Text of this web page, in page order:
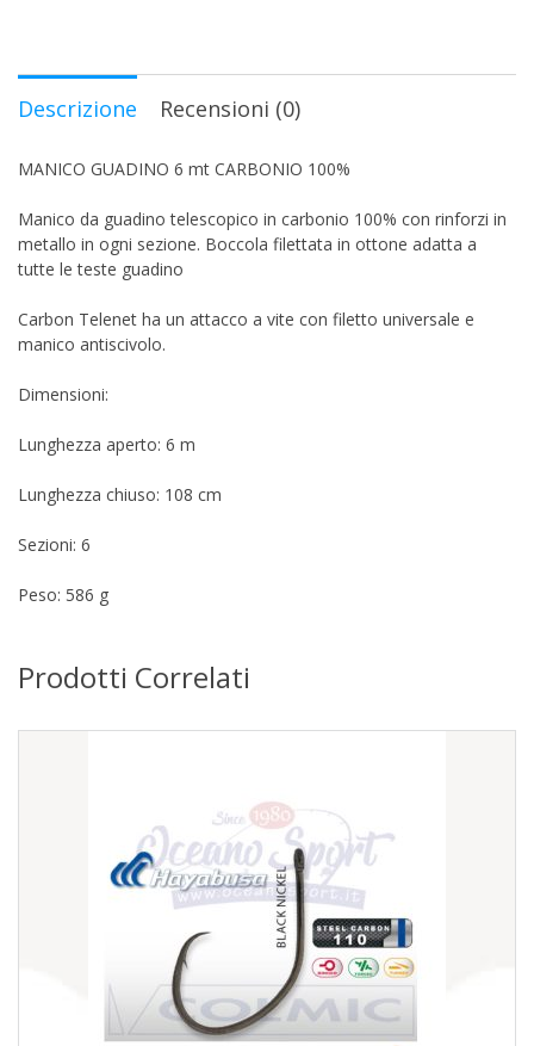
Descrizione Recensioni (0)
MANICO GUADINO 6 mt CARBONIO 100%
Manico da guadino telescopico in carbonio 100% con rinforzi in
metallo in ogni sezione. Boccola filettata in ottone adatta a
tutte le teste guadino
Carbon Telenet ha un attacco a vite con filetto universale e
manico antiscivolo.
Dimensioni:
Lunghezza aperto: 6 m
Lunghezza chiuso: 108 cm
Sezioni: 6
Peso: 586 g
Prodotti Correlati